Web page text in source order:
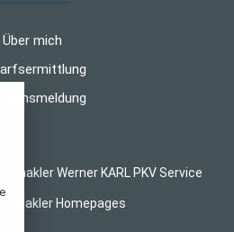
Über mich
Werner KARL PKV Service
Makler Homepages